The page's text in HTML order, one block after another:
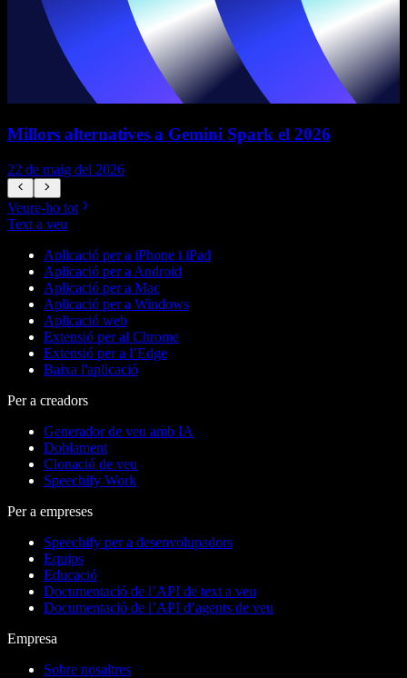
Millors alternatives a Gemini Spark el 2026
22 de maig del 2026
Veure-ho tot
Text a veu
Aplicació per a iPhone i iPad
Aplicació per a Android
Aplicació per a Mac
Aplicació per a Windows
Aplicació web
Extensió per al Chrome
Extensió per a l’Edge
Baixa l'aplicació
Per a creadors
Generador de veu amb IA
Doblament
Clonació de veu
Speechify Work
Per a empreses
Speechify per a desenvolupadors
Equips
Educació
Documentació de l’API de text a veu
Documentació de l’API d’agents de veu
Empresa
Sobre nosaltres